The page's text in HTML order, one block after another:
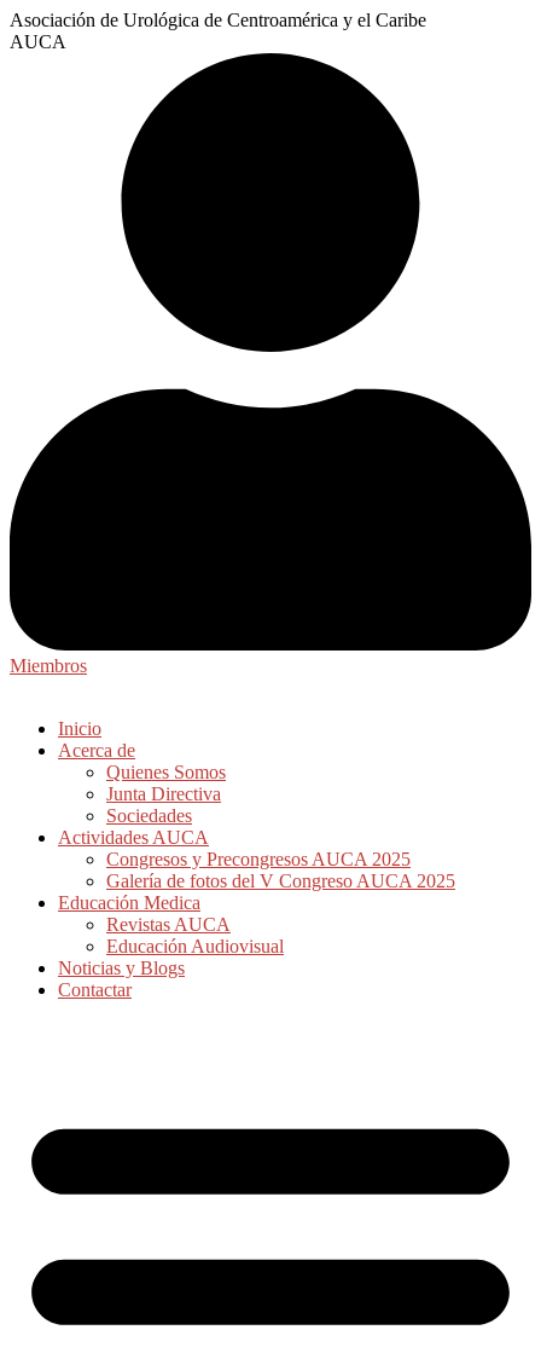
Asociación de Urológica de Centroamérica y el Caribe
AUCA
Miembros
Inicio
Acerca de
Quienes Somos
Junta Directiva
Sociedades
Actividades AUCA
Congresos y Precongresos AUCA 2025
Galería de fotos del V Congreso AUCA 2025
Educación Medica
Revistas AUCA
Educación Audiovisual
Noticias y Blogs
Contactar